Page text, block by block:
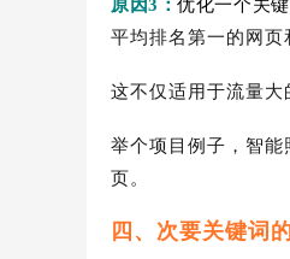
原因3：优化一个关
平均排名第一的网页
这不仅适用于流量大
举个项目例子，智
页。
四、次要关键词